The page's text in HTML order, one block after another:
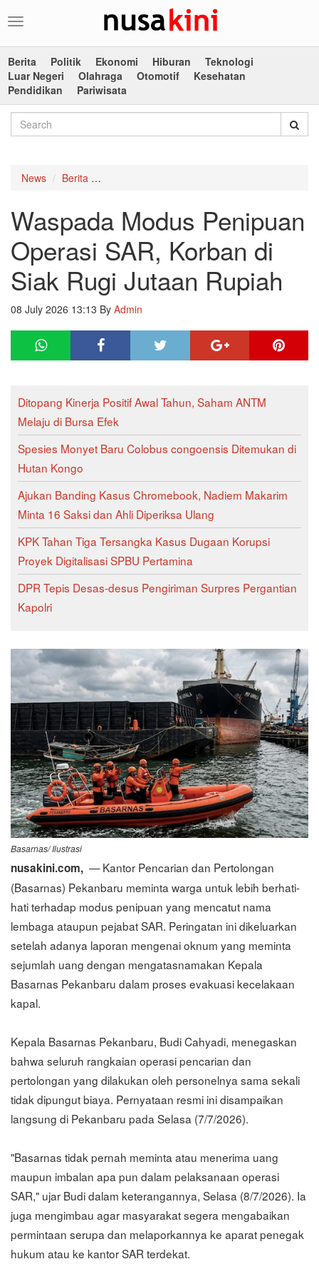
Toggle
Berita
Politik Ekonomi Hiburan
Teknologi
Luar Negeri
Olahraga Otomotif
Kesehatan
Pendidikan
Pariwisata
News Berita
Waspada Modus Penipuan
Operasi SAR, Korban di
Siak Rugi Jutaan Rupiah
08 July 2026 13:13 By Admin
Ditopang Kinerja Positif Awal Tahun, Saham ANTM
Melaju di Bursa Efek
Spesies Monyet Baru Colobus congoensis Ditemukan di
Hutan Kongo
Ajukan Banding Kasus Chromebook, Nadiem Makarim
Minta 16 Saksi dan Ahli Diperiksa Ulang
KPK Tahan Tiga Tersangka Kasus Dugaan Korupsi
Proyek Digitalisasi SPBU Pertamina
DPR Tepis Desas-desus Pengiriman Surpres Pergantian
Kapolri
Basarnas/ Ilustrasi
nusakini.com, — Kantor Pencarian dan Pertolongan
(Basarnas) Pekanbaru meminta warga untuk lebih berhati-
hati terhadap modus penipuan yang mencatut nama
lembaga ataupun pejabat SAR. Peringatan ini dikeluarkan
setelah adanya laporan mengenai oknum yang meminta
sejumlah uang dengan mengatasnamakan Kepala
Basarnas Pekanbaru dalam proses evakuasi kecelakaan
kapal.
Kepala Basarnas Pekanbaru, Budi Cahyadi, menegaskan
bahwa seluruh rangkaian operasi pencarian dan
pertolongan yang dilakukan oleh personelnya sama sekali
tidak dipungut biaya. Pernyataan resmi ini disampaikan
langsung di Pekanbaru pada Selasa (7/7/2026).
"Basarnas tidak pernah meminta atau menerima uang
maupun imbalan apa pun dalam pelaksanaan operasi
SAR," ujar Budi dalam keterangannya, Selasa (8/7/2026). Ia
juga mengimbau agar masyarakat segera mengabaikan
permintaan serupa dan melaporkannya ke aparat penegak
hukum atau ke kantor SAR terdekat.